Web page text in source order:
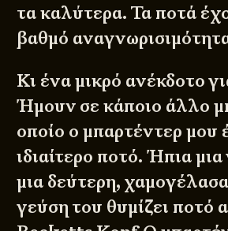
τα καλύτερα. Τα ποτά
βαθμό
Κι ένα μικρό ανέκδοτο
Ήμουν σε κάποιο άλλο
οποίο ο μπαρτέντερ μου
ιδιαίτερο ποτό. Ήπια
μια δεύτερη,
γεύση του θυμίζει ποτό